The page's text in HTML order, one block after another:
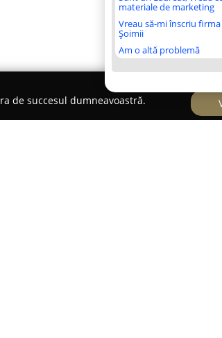
materiale de marketing
Vreau să-mi înscriu
Șoimii
Am o altă problemă
de succesul dumneavoastră.